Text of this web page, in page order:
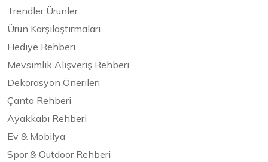
Trendler Ürünler
Ürün Karşılaştırmaları
Hediye Rehberi
Mevsimlik Alışveriş Rehberi
Dekorasyon Önerileri
Çanta Rehberi
Ayakkabı Rehberi
Ev & Mobilya
Spor & Outdoor Rehberi